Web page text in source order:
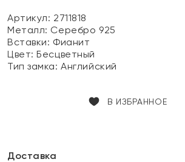
Артикул: 2711818
Металл: Серебро 925
Вставки: Фианит
Цвет:Бесцветный
Тип замка:Английский
В ИЗБРАННОЕ
Доставка